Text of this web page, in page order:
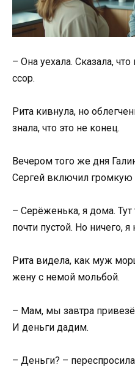
– Она уехала. Сказала,
ссор.
Рита кивнула, но
знала, что это не конец.
Вечером того же дня
Сергей включил громкую
– Серёженька, я дома.
почти пустой. Но ничего,
Рита видела, как муж
жену с немой мольбой.
– Мам, мы завтра
И деньги дадим.
– Деньги? –